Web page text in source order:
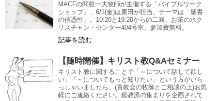
MACFの関根一夫牧師が主催する「バイブルワーク
ショップ」、6/1(金)は原田が担当。テーマは「聖書
の信憑性」。10:20と19:20からの二回、お茶の水ク
リスチャン・センター404号室、参加費無料。
記事を読む
【随時開催】キリスト教Q&Aセミナー
キリスト教に関することで「～について話して欲し
い」「～についてもっと知りたい」という方がいら
っしゃいましたら、(貴教会の牧師とご相談の上)お気
軽にご連絡ください。超教派の集まりを企画されて